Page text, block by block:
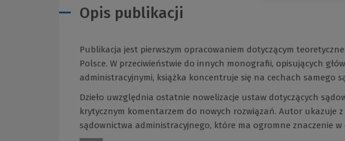
Opis publikacji
Publikacja jest pierwszym opracowaniem dotyczącym
Polsce. W przeciwieństwie do innych monografii, opisujących
administracyjnymi, książka koncentruje się na cechach samego
Dzieło uwzględnia ostatnie nowelizacje ustaw dotyczących
krytycznym komentarzem do nowych rozwiązań. Autor ukazuje
sądownictwa administracyjnego, które ma ogromne znaczenie